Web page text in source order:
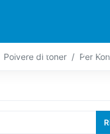
CONTATTO LIVE-
Polvere di toner Per